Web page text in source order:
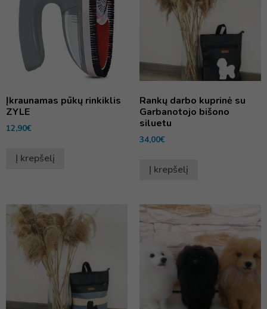
Įkraunamas pūkų rinkiklis
ZYLE
12,90€
Į krepšelį
Rankų darbo kuprinė su
Garbanotojo bišono
siluetu
34,00€
Į krepšelį